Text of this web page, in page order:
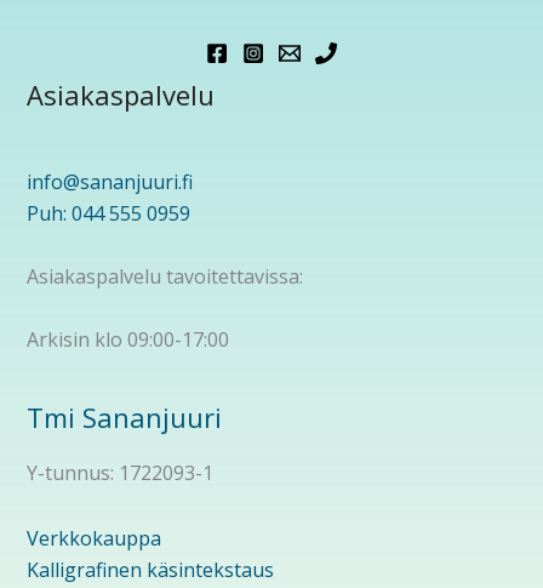
Asiakaspalvelu
info@sananjuuri.fi
Puh: 044 555 0959
Asiakaspalvelu tavoitettavissa:
Arkisin klo 09:00-17:00
Tmi Sananjuuri
Y-tunnus: 1722093-1
Verkkokauppa
Kalligrafinen käsintekstaus